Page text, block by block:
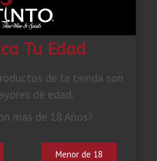
Tu Edad
de la tienda son
de edad.
mas de 18 Años?
Menor de 18